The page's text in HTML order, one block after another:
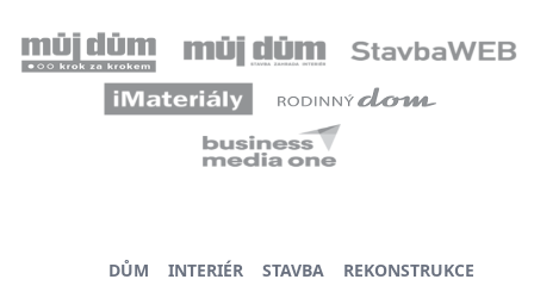
DŮM INTERIÉR STAVBA
REKONSTRUKCE